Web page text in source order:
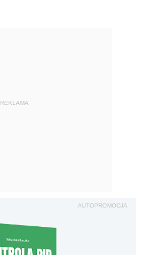
REKLAMA
AUTOPROMOCJA